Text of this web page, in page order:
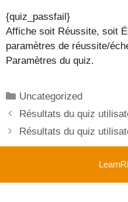
{quiz_passfail}
Affiche soit Réussite, soit
paramètres de réussite/
Paramètres du quiz.
Catégories
Uncategorized
Résultats du quiz
Résultats du quiz